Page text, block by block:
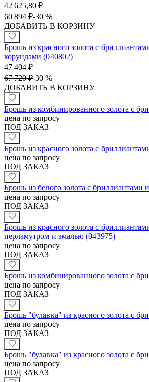
42 625,80 ₽
60 894 ₽-30 %
ДОБАВИТЬ В КОРЗИНУ
Брошь из красного золота с
корундами (040802)
47 404 ₽
67 720 ₽-30 %
ДОБАВИТЬ В КОРЗИНУ
Брошь из комбинированного золота с
цена по запросу
ПОД ЗАКАЗ
Брошь из красного золота с
цена по запросу
ПОД ЗАКАЗ
Брошь из белого золота с бриллиантами
цена по запросу
ПОД ЗАКАЗ
Брошь из красного золота с
перламутром и эмалью (043975)
цена по запросу
ПОД ЗАКАЗ
Брошь из комбинированного золота с
цена по запросу
ПОД ЗАКАЗ
Брошь "булавка" из красного золота с
цена по запросу
ПОД ЗАКАЗ
Брошь "булавка" из красного золота с
цена по запросу
ПОД ЗАКАЗ